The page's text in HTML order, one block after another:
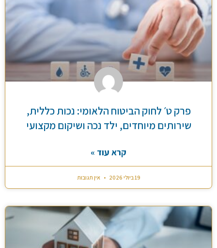
פרק ט׳ לחוק הביטוח הלאומי: נכות כללית,
שירותים מיוחדים, ילד נכה ושיקום מקצועי
קרא עוד »
19 ביולי 2026 אין תגובות